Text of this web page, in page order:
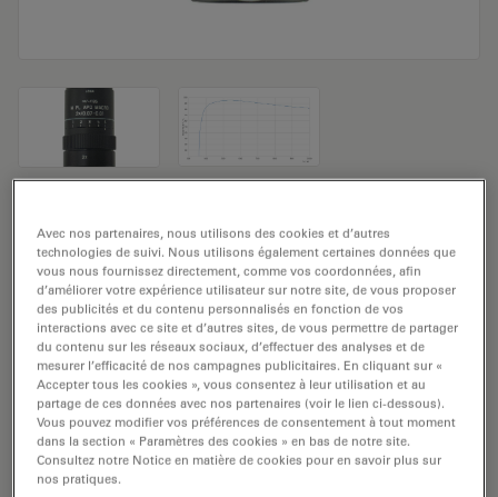
Objectif de microscope M PL APO MACRO
2x/0.07-0.01
Numéro de produit: 11581048
L'objectif M PL APO MACRO 2x/0,07-0,01 a un
grossissement de 2x et une ouverture numérique de
0,07mm. Pour une utilisation dans un environnement
matériel en immersion sèche, avec un
objectif fileté M32 ayant une distance de travail libre de
60 mm et un NC (numéro de champ) de 22.
Avec nos partenaires, nous utilisons des cookies et d’autres
technologies de suivi. Nous utilisons également certaines données que
vous nous fournissez directement, comme vos coordonnées, afin
d’améliorer votre expérience utilisateur sur notre site, de vous proposer
des publicités et du contenu personnalisés en fonction de vos
interactions avec ce site et d’autres sites, de vous permettre de partager
du contenu sur les réseaux sociaux, d’effectuer des analyses et de
mesurer l’efficacité de nos campagnes publicitaires. En cliquant sur «
Accepter tous les cookies », vous consentez à leur utilisation et au
partage de ces données avec nos partenaires (voir le lien ci-dessous).
Vous pouvez modifier vos préférences de consentement à tout moment
dans la section « Paramètres des cookies » en bas de notre site.
Consultez notre Notice en matière de cookies pour en savoir plus sur
nos pratiques.